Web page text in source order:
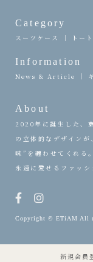
新規会員
About
2020年に誕生した、
の立体的なデザイン
味”を纏わせてくれる
永遠に愛せるファッシ
Information
News & Article
Category
スーツケース トー
Copyright © ETiAM All